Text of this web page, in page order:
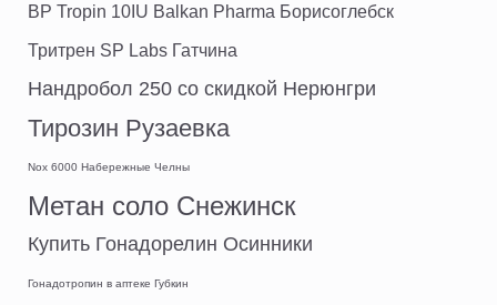
BP Tropin 10IU Balkan Pharma Борисоглебск
Тритрен SP Labs Гатчина
Нандробол 250 со скидкой Нерюнгри
Тирозин Рузаевка
Nox 6000 Набережные Челны
Метан соло Снежинск
Купить Гонадорелин Осинники
Гонадотропин в аптеке Губкин